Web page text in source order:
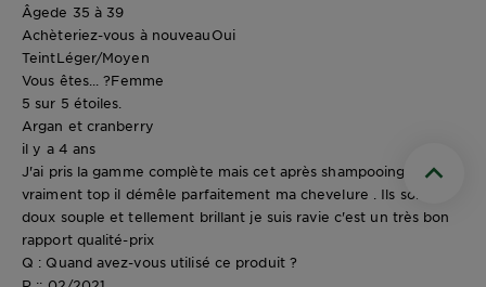
Âgede 35 à 39
Achèteriez-vous à nouveauOui
TeintLéger/Moyen
Vous êtes... ?Femme
5 sur 5 étoiles.
Argan et cranberry
il y a 4 ans
J'ai pris la gamme complète mais cet après shampooing est
vraiment top il démêle parfaitement ma chevelure . Ils sont
doux souple et tellement brillant je suis ravie c'est un très bon
rapport qualité-prix
Q : Quand avez-vous utilisé ce produit ?
Scroll